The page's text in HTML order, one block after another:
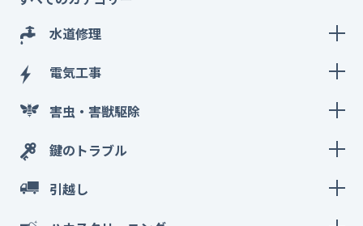
水道修理
電気工事
害虫・害獣駆除
鍵のトラブル
引越し